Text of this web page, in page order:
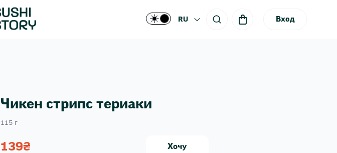
RU Вход
Чикен стрипс териаки
115 г
139₴ Хочу